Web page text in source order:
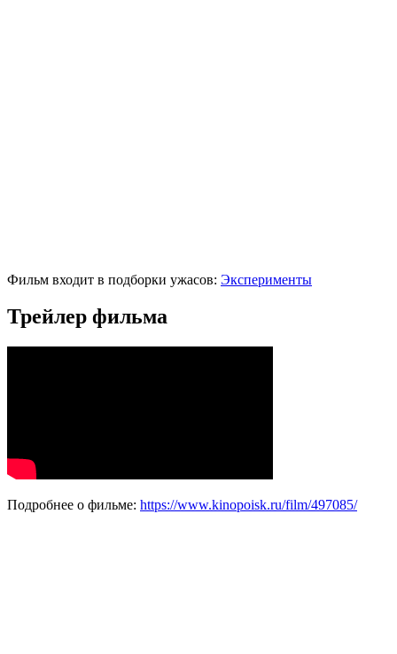
Фильм входит в подборки ужасов: Эксперименты
Трейлер фильма
Подробнее о фильме: https://www.kinopoisk.ru/film/497085/